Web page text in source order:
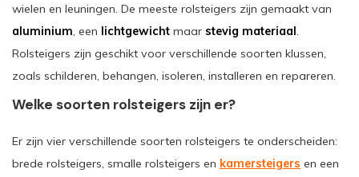
wielen en leuningen. De meeste rolsteigers zijn gemaakt van
aluminium, een lichtgewicht maar stevig materiaal.
Rolsteigers zijn geschikt voor verschillende soorten klussen,
zoals schilderen, behangen, isoleren, installeren en repareren.
Welke soorten rolsteigers zijn er?
Er zijn vier verschillende soorten rolsteigers te onderscheiden:
brede rolsteigers, smalle rolsteigers en kamersteigers en een